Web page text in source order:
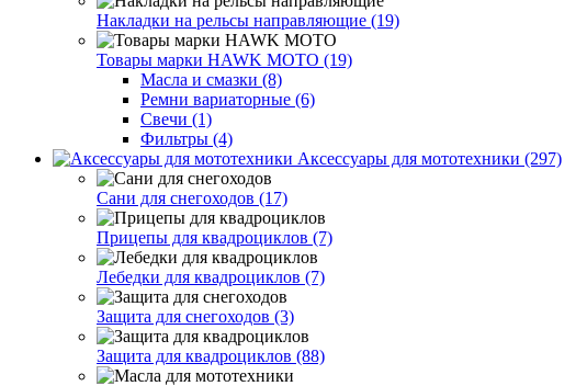
Накладки на рельсы направляющие (19)
Товары марки HAWK MOTO (19)
Масла и смазки (8)
Ремни вариаторные (6)
Свечи (1)
Фильтры (4)
Аксессуары для мототехники (297)
Сани для снегоходов (17)
Прицепы для квадроциклов (7)
Лебедки для квадроциклов (7)
Защита для снегоходов (3)
Защита для квадроциклов (88)